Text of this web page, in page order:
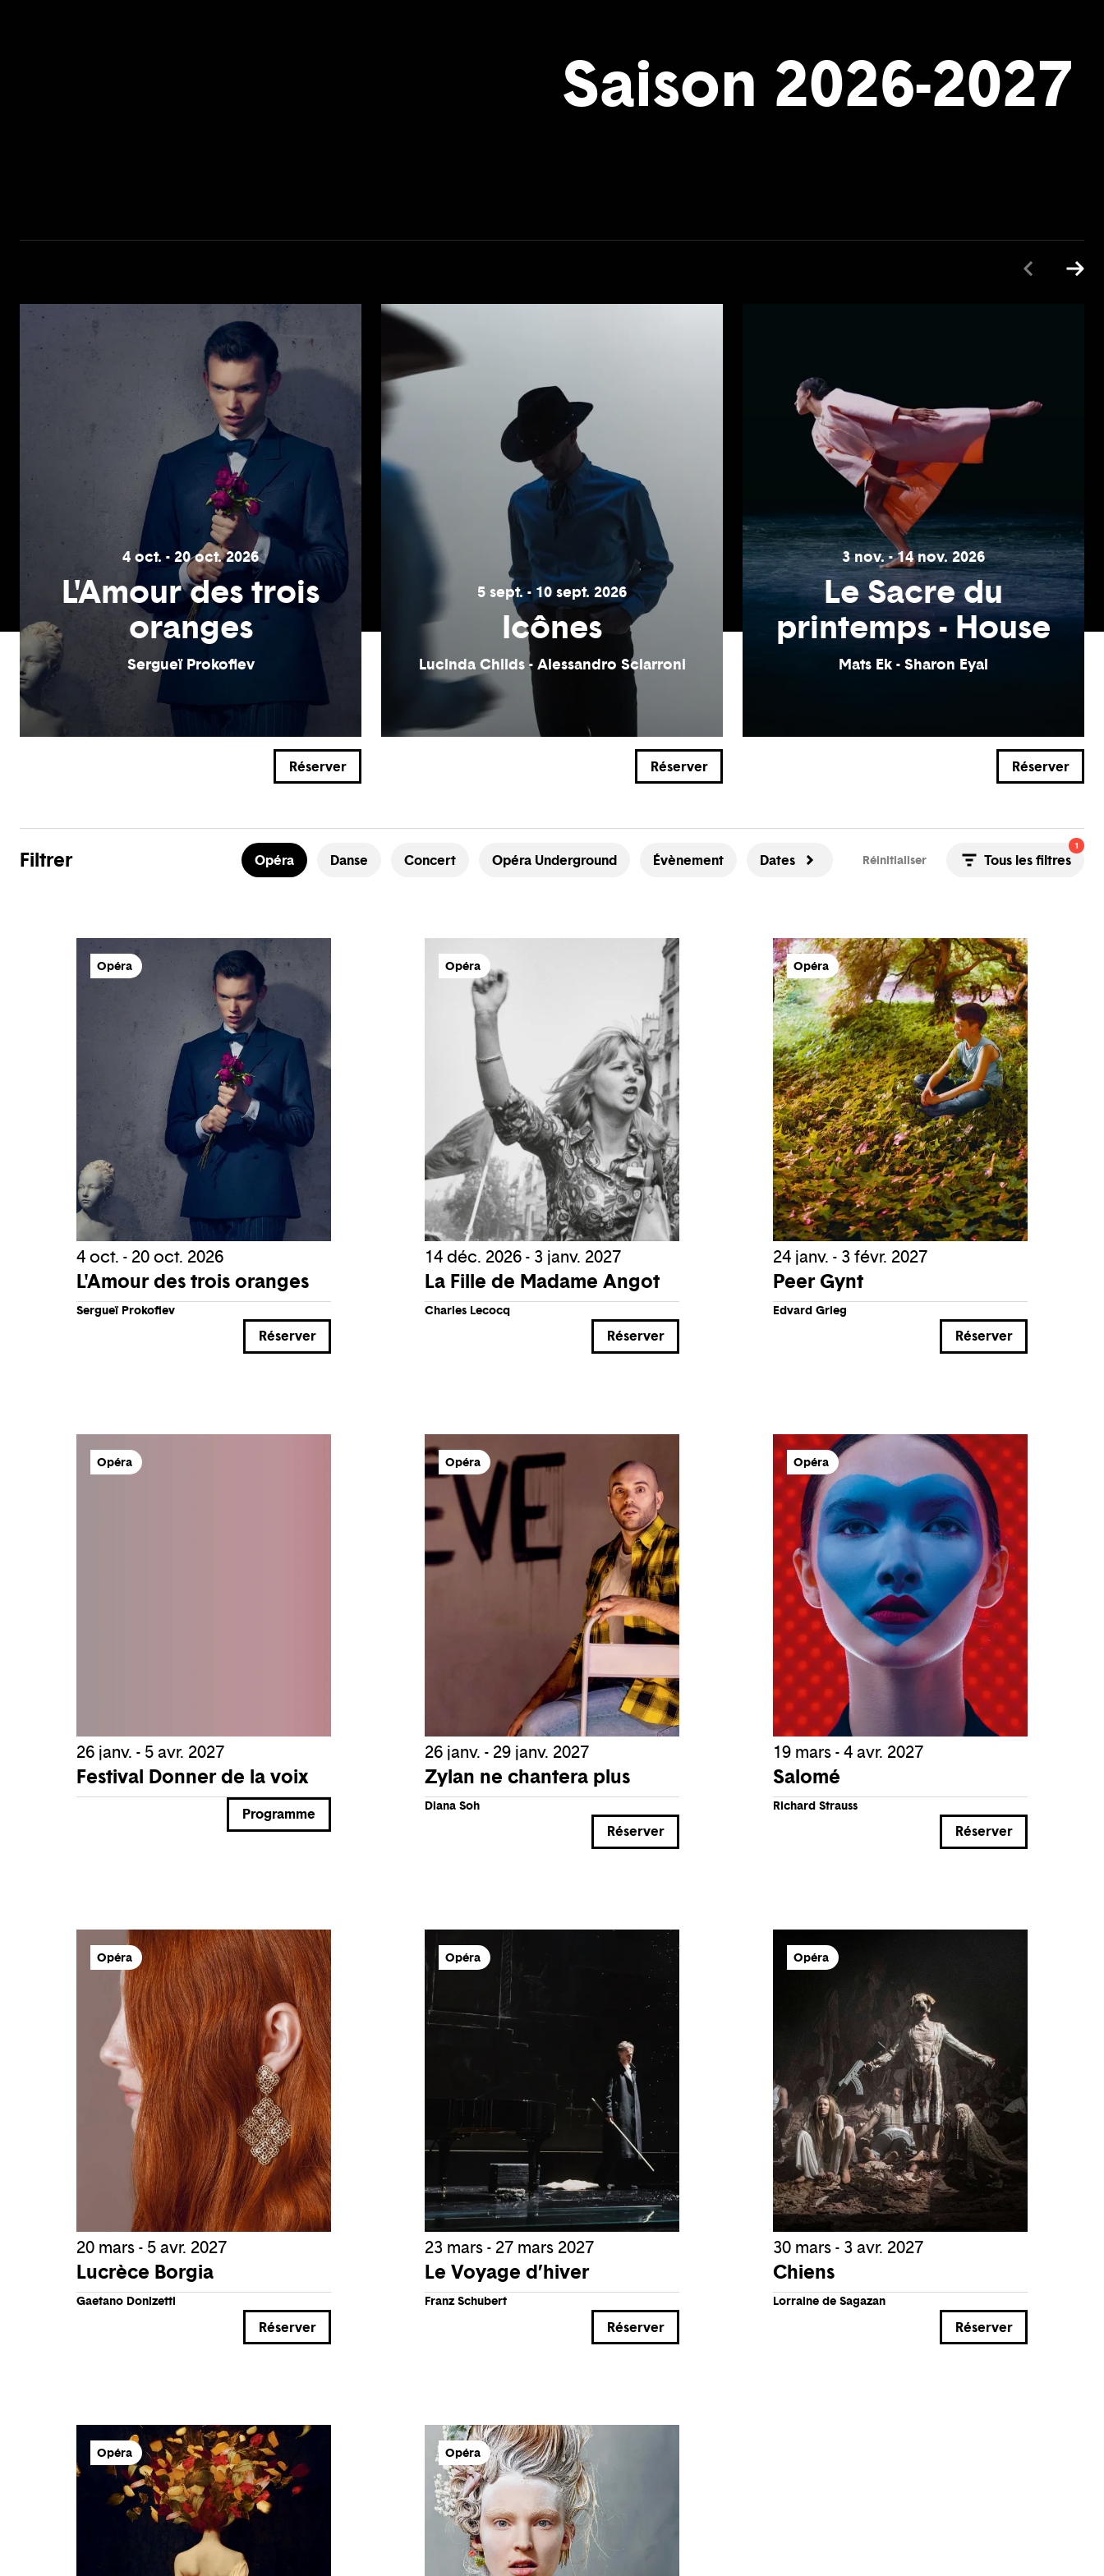
Saison 2026-2027
4 oct. - 20 oct. 2026
L'Amour des trois
oranges
Sergueï Prokofiev
Réserver
5 sept. - 10 sept. 2026
Icônes
Lucinda Childs - Alessandro Sciarroni
Réserver
3 nov. - 14 nov. 2026
Le Sacre du
printemps - House
Mats Ek - Sharon Eyal
Réserver
Filtrer Opéra Danse Concert Opéra Underground Évènement Dates Tous les filtres
1
Réinitialiser
Opéra
4 oct. - 20 oct. 2026
L'Amour des trois oranges
Sergueï Prokofiev
Réserver
Opéra
14 déc. 2026 - 3 janv. 2027
La Fille de Madame Angot
Charles Lecocq
Réserver
Opéra
24 janv. - 3 févr. 2027
Peer Gynt
Edvard Grieg
Réserver
Opéra
26 janv. - 5 avr. 2027
Festival Donner de la voix
Programme
Opéra
26 janv. - 29 janv. 2027
Zylan ne chantera plus
Diana Soh
Réserver
Opéra
19 mars - 4 avr. 2027
Salomé
Richard Strauss
Réserver
Opéra
20 mars - 5 avr. 2027
Lucrèce Borgia
Gaetano Donizetti
Réserver
Opéra
23 mars - 27 mars 2027
Le Voyage d’hiver
Franz Schubert
Réserver
Opéra
30 mars - 3 avr. 2027
Chiens
Lorraine de Sagazan
Réserver
Opéra Opéra